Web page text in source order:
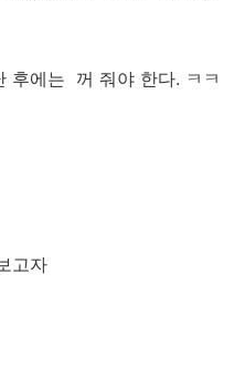
후에는 꺼 줘야 한다. ㅋㅋ
고자